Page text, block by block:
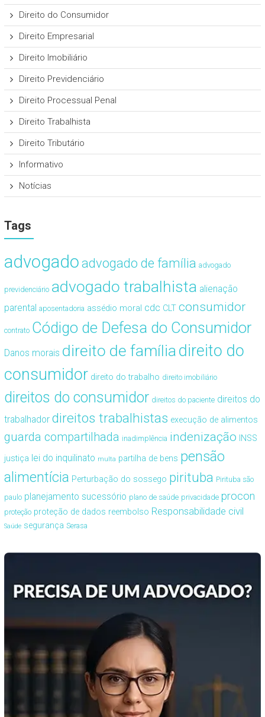
Direito do Consumidor
Direito Empresarial
Direito Imobiliário
Direito Previdenciário
Direito Processual Penal
Direito Trabalhista
Direito Tributário
Informativo
Notícias
Tags
advogado advogado de família advogado
previdenciário advogado trabalhista alienação
parental aposentadoria assédio moral cdc CLT consumidor
contrato Código de Defesa do Consumidor
Danos morais direito de famíliadireito do
consumidor direito do trabalho direito imobiliário
direitos do consumidor direitos do paciente direitos do
trabalhador direitos trabalhistas execução de alimentos
guarda compartilhada inadimplência indenização INSS
justiça lei do inquilinato multa partilha de bens pensão
alimentícia Perturbação do sossego pirituba Pirituba são
paulo planejamento sucessório plano de saúde privacidade procon
proteção proteção de dados reembolso Responsabilidade civil
Saúde segurança Serasa